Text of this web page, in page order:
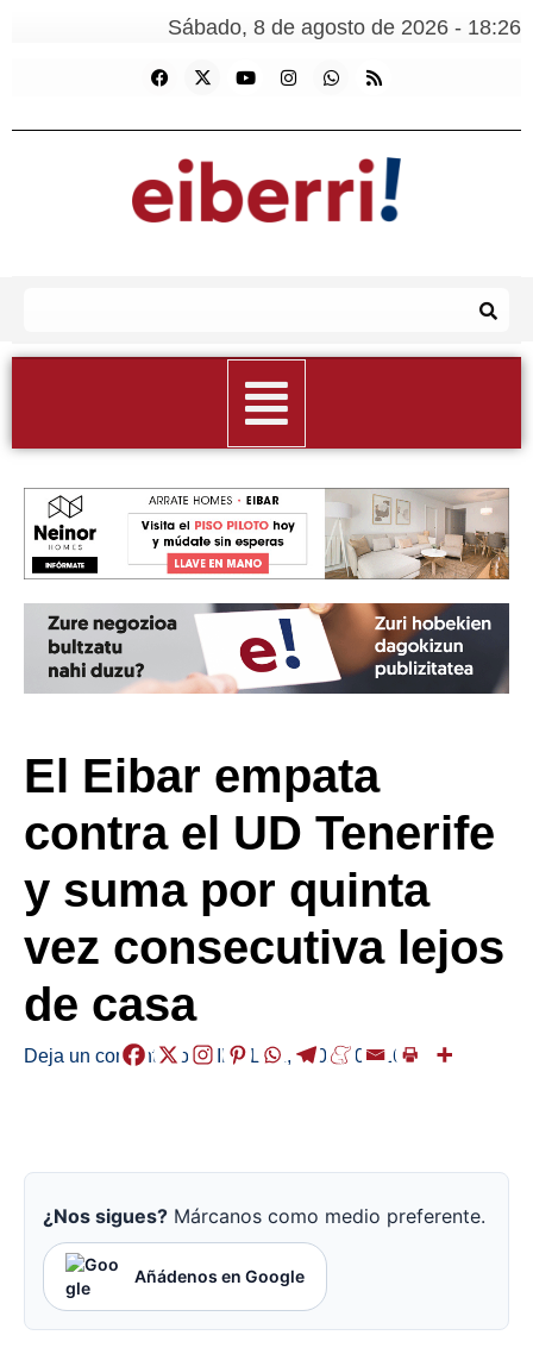
Sábado, 8 de agosto de 2026 - 18:26
El Eibar empata
contra el UD Tenerife
y suma por quinta
vez consecutiva lejos
de casa
Deja un comentario /KIROLAK , /2025-02-16
¿Nos sigues? Márcanos como medio preferente.
Añádenos en Google